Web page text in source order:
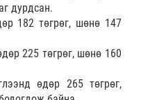
дурдсан.
182 төгрөг, шөнө 147
225 төгрөг, шөнө 160
өдөр 265 төгрөг,